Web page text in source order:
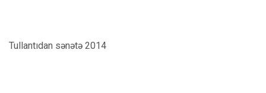
Tullantıdan sənətə 2014